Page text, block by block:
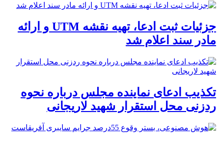
جزئیات ثبت ادعا، تهیه نقشه UTM و ارائه
مادر سند اعلام شد
تکذیب ادعای نماینده مجلس درباره نحوه
ردزنی محل استقرار شهید لاریجانی